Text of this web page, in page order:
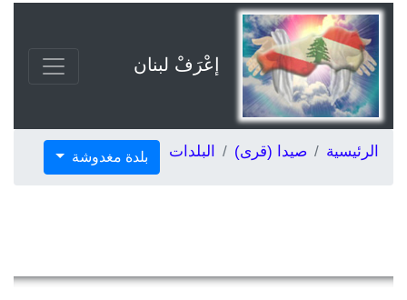
إعْرَفْ لبنان
الرئيسية صيدا (قرى) البلدات بلدة مغدوشة